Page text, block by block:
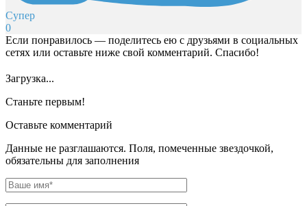
Супер
0
Если понравилось — поделитесь ею с друзьями в социальных
сетях или оставьте ниже свой комментарий. Спасибо!
Загрузка...
Станьте первым!
Оставьте комментарий
Данные не разглашаются. Поля, помеченные звездочкой,
обязательны для заполнения